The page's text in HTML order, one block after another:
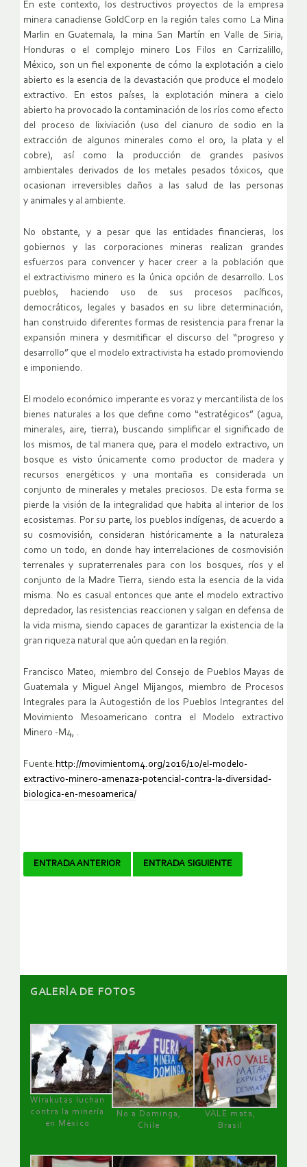
En este contexto, los destructivos proyectos de la empresa
minera canadiense GoldCorp en la región tales como La Mina
Marlin en Guatemala, la mina San Martín en Valle de Siria,
Honduras o el complejo minero Los Filos en Carrizalillo,
México, son un fiel exponente de cómo la explotación a cielo
abierto es la esencia de la devastación que produce el modelo
extractivo. En estos países, la explotación minera a cielo
abierto ha provocado la contaminación de los ríos como efecto
del proceso de lixiviación (uso del cianuro de sodio en la
extracción de algunos minerales como el oro, la plata y el
cobre), así como la producción de grandes pasivos
ambientales derivados de los metales pesados tóxicos, que
ocasionan irreversibles daños a las salud de las personas
y animales y al ambiente.
No obstante, y a pesar que las entidades financieras, los
gobiernos y las corporaciones mineras realizan grandes
esfuerzos para convencer y hacer creer a la población que
el extractivismo minero es la única opción de desarrollo. Los
pueblos, haciendo uso de sus procesos pacíficos,
democráticos, legales y basados en su libre determinación,
han construido diferentes formas de resistencia para frenar la
expansión minera y desmitificar el discurso del “progreso y
desarrollo” que el modelo extractivista ha estado promoviendo
e imponiendo.
El modelo económico imperante es voraz y mercantilista de los
bienes naturales a los que define como “estratégicos” (agua,
minerales, aire, tierra), buscando simplificar el significado de
los mismos, de tal manera que, para el modelo extractivo, un
bosque es visto únicamente como productor de madera y
recursos energéticos y una montaña es considerada un
conjunto de minerales y metales preciosos. De esta forma se
pierde la visión de la integralidad que habita al interior de los
ecosistemas. Por su parte, los pueblos indígenas, de acuerdo a
su cosmovisión, consideran históricamente a la naturaleza
como un todo, en donde hay interrelaciones de cosmovisión
terrenales y supraterrenales para con los bosques, ríos y el
conjunto de la Madre Tierra, siendo esta la esencia de la vida
misma. No es casual entonces que ante el modelo extractivo
depredador, las resistencias reaccionen y salgan en defensa de
la vida misma, siendo capaces de garantizar la existencia de la
gran riqueza natural que aún quedan en la región.
Francisco Mateo, miembro del Consejo de Pueblos Mayas de
Guatemala y Miguel Angel Mijangos, miembro de Procesos
Integrales para la Autogestión de los Pueblos Integrantes del
Movimiento Mesoamericano contra el Modelo extractivo
Minero -M4, .
Fuente: http://movimientom4.org/2016/10/el-modelo-
extractivo-minero-amenaza-potencial-contra-la-diversidad-
biologica-en-mesoamerica/
Navegador
ENTRADA ANTERIOR ENTRADA SIGUIENTE
GALERÌA DE FOTOS
Wirakutas luchan
contra la minería
en México
No a Dominga,
Chile
VALE mata,
Brasil